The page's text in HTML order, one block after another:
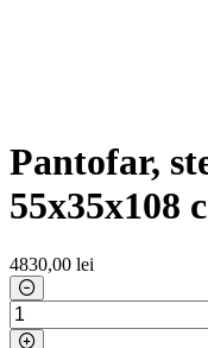
Pantofar,
55x35x108
4830,00 lei